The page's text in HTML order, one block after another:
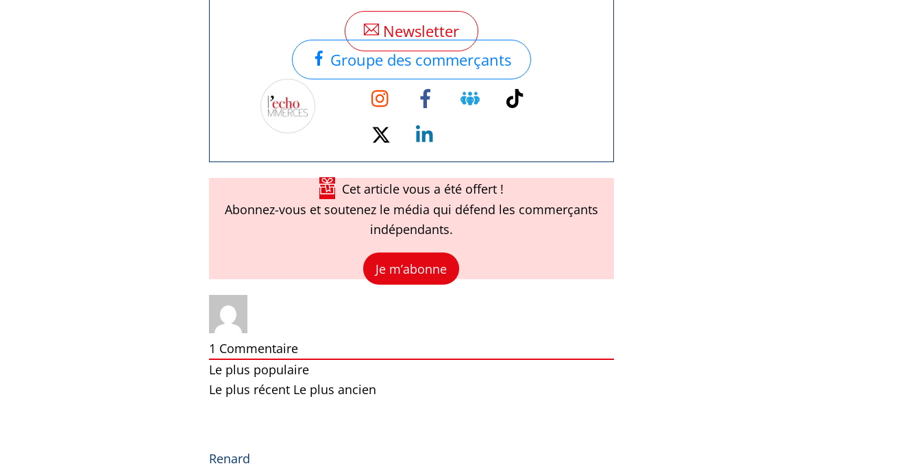
Newsletter
Groupe des commerçants
InstagramFacebook Groupe
Facebook
Twitter
Cet article vous a été offert !
Abonnez-vous et soutenez le média qui défend les commerçants
indépendants.
Je m’abonne
1 Commentaire
Le plus populaire
Le plus récent Le plus ancien
Renard